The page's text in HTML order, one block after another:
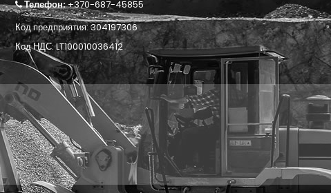
Телефон:+370-687-45855
Код предприятия: 304197306
Код НДС: LT100010036412